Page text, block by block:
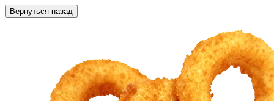
Вернуться назад